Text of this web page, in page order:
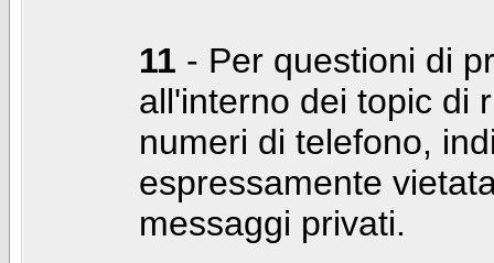
11 - Per questioni di
all'interno dei topic di
numeri di telefono,
espressamente
messaggi privati.